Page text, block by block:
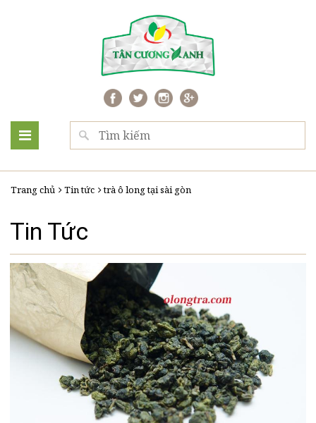
Trang chủ Tin tức trà ô long tại sài gòn
Tin Tức